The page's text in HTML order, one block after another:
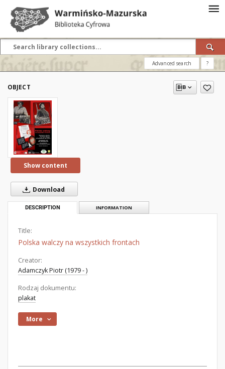
Advanced search ?
OBJECT
Show content
Download
DESCRIPTION INFORMATION
Title:
Polska walczy na wszystkich frontach
Creator:
Adamczyk Piotr (1979 - )
Rodzaj dokumentu:
plakat
More